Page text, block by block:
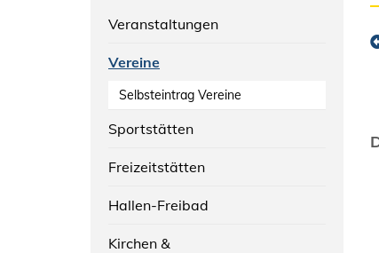
Veranstaltungen
Vereine
Selbsteintrag Vereine
Sportstätten
Freizeitstätten
Hallen-Freibad
Kirchen &